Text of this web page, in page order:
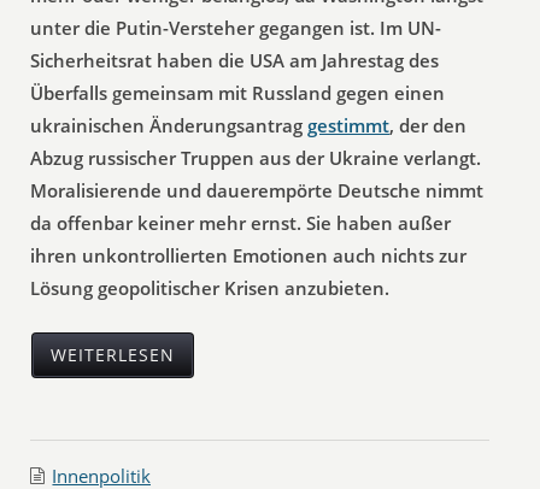
unter die Putin-Versteher gegangen ist. Im UN-
Sicherheitsrat haben die USA am Jahrestag des
Überfalls gemeinsam mit Russland gegen einen
ukrainischen Änderungsantraggestimmt, der den
Abzug russischer Truppen aus der Ukraine verlangt.
Moralisierende und dauerempörte Deutsche nimmt
da offenbar keiner mehr ernst. Sie haben außer
ihren unkontrollierten Emotionen auch nichts zur
Lösung geopolitischer Krisen anzubieten.
WEITERLESEN
Innenpolitik